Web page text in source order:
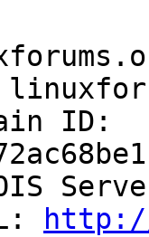
http://